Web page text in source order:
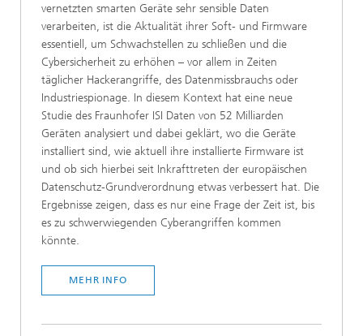
vernetzten smarten Geräte sehr sensible Daten
verarbeiten, ist die Aktualität ihrer Soft- und Firmware
essentiell, um Schwachstellen zu schließen und die
Cybersicherheit zu erhöhen – vor allem in Zeiten
täglicher Hackerangriffe, des Datenmissbrauchs oder
Industriespionage. In diesem Kontext hat eine neue
Studie des Fraunhofer ISI Daten von 52 Milliarden
Geräten analysiert und dabei geklärt, wo die Geräte
installiert sind, wie aktuell ihre installierte Firmware ist
und ob sich hierbei seit Inkrafttreten der europäischen
Datenschutz-Grundverordnung etwas verbessert hat. Die
Ergebnisse zeigen, dass es nur eine Frage der Zeit ist, bis
es zu schwerwiegenden Cyberangriffen kommen
könnte.
MEHR INFO